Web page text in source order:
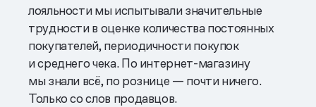
лояльности мы испытывали значительные
трудности в оценке количества постоянных
покупателей, периодичности покупок
и среднего чека. По интернет-магазину
мы знали всё, по рознице — почти ничего.
Только со слов продавцов.